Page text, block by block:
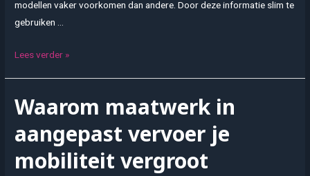
modellen vaker voorkomen dan andere. Door deze informatie slim te
gebruiken …
Terugroepinformatie
voor
auto-
aankopen
Lees verder »
Waarom maatwerk in
aangepast vervoer je
mobiliteit vergroot